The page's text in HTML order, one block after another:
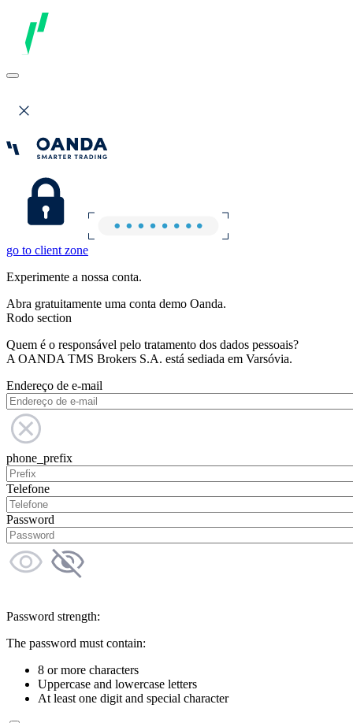
go to client zone
Experimente a nossa conta.
Abra gratuitamente uma conta demo Oanda.
Rodo section
Quem é o responsável pelo tratamento dos dados pessoais?
A OANDA TMS Brokers S.A. está sediada em Varsóvia.
Endereço de e-mail
phone_prefix
Telefone
Password
Password strength:
The password must contain:
8 or more characters
Uppercase and lowercase letters
At least one digit and special character